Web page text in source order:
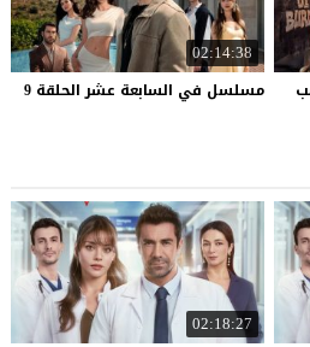
02:14:38
مسلسل في السابعة عشر الحلقة 9
02:18:27